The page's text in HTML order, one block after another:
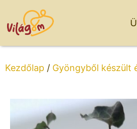
Kezdőlap / Gyöngyből készült